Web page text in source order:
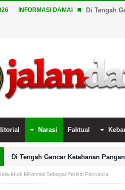
INFORMASI DAMAI Di Tengah
Narasi Faktual
Di Tengah Gencar Ketahanan
Mudi Millennial Sebagai Perisai Pancasila